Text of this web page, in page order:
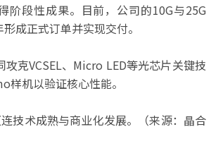
段性成果。目前，公司的10G与25G
成正式订单并实现交付。
克VCSEL、Micro LED等光芯片关键技
机以验证核心性能。
技术成熟与商业化发展。（来源：晶合